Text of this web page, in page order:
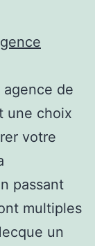
agence de
une choix
votre
passant
multiples
un